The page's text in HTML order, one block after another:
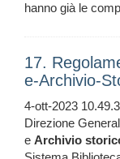
hanno già le
17.
e-Archivio-
4-ott-2023
Direzione
e Archivio